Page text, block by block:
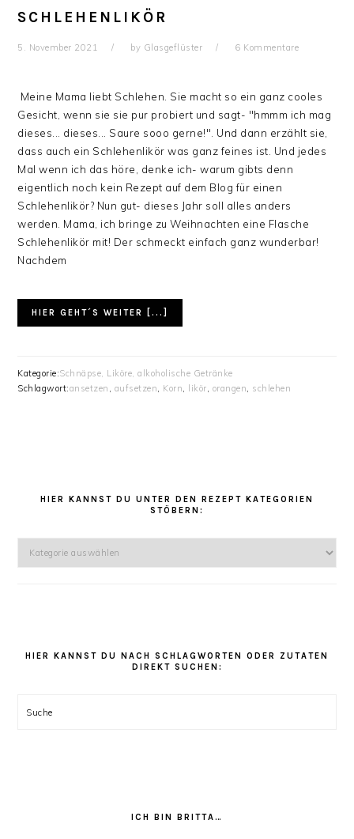
SCHLEHENLIKÖR
5. November 2021 by Glasgeflüster 6 Kommentare
Meine Mama liebt Schlehen. Sie macht so ein ganz cooles
Gesicht, wenn sie sie pur probiert und sagt- "hmmm ich mag
dieses... dieses... Saure sooo gerne!". Und dann erzählt sie,
dass auch ein Schlehenlikör was ganz feines ist. Und jedes
Mal wenn ich das höre, denke ich- warum gibts denn
eigentlich noch kein Rezept auf dem Blog für einen
Schlehenlikör? Nun gut- dieses Jahr soll alles anders
werden. Mama, ich bringe zu Weihnachten eine Flasche
Schlehenlikör mit! Der schmeckt einfach ganz wunderbar!
Nachdem
HIER GEHT´S WEITER [...]
Kategorie:Schnäpse, Liköre, alkoholische Getränke
Schlagwort:ansetzen , aufsetzen, Korn, likör, orangen, schlehen
HIER KANNST DU UNTER DEN REZEPT KATEGORIEN
STÖBERN:
Kategorien
HIER KANNST DU NACH SCHLAGWORTEN ODER ZUTATEN
DIREKT SUCHEN:
Suche
ICH BIN BRITTA…